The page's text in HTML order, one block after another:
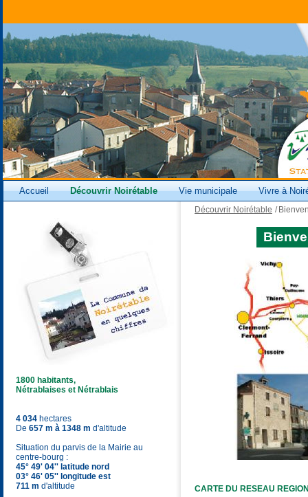
Accueil Découvrir Noirétable Vie municipale Vivre à
Découvrir Noirétable /
CARTE DU RESEAU
1800 habitants,
Nétrablaises et Nétrablais
4 034 hectares
De 657 m à 1348 m d'altitude
Situation du parvis de la Mairie au
centre-bourg :
45° 49' 04'' latitude nord
03° 46' 05'' longitude est
711 m d'altitude